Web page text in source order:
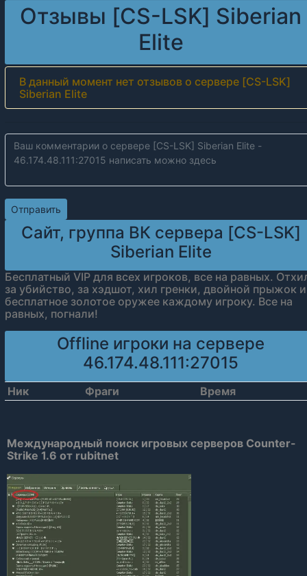
Отзывы [CS-LSK] Siberian
Elite
В данный момент нет отзывов о сервере [CS-LSK]
Siberian Elite
Сайт, группа ВК сервера [CS-LSK]
Siberian Elite
Бесплатный VIP для всех игроков, все на равных.
за убийство, за хэдшот, хил гренки, двойной прыжок и
бесплатное золотое оружее каждому игроку. Все на
равных, погнали!
Offline игроки на сервере
46.174.48.111:27015
Ник Фраги Время
Международный поиск игровых серверов Counter-
Strike 1.6 от rubitnet